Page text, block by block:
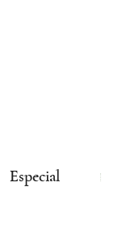
Especial